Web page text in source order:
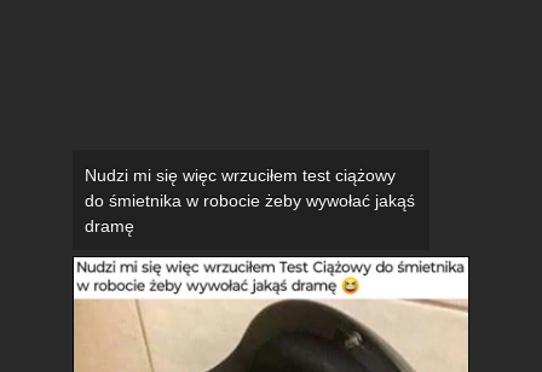
Nudzi mi się więc wrzuciłem test ciążowy
do śmietnika w robocie żeby wywołać jakąś
dramę